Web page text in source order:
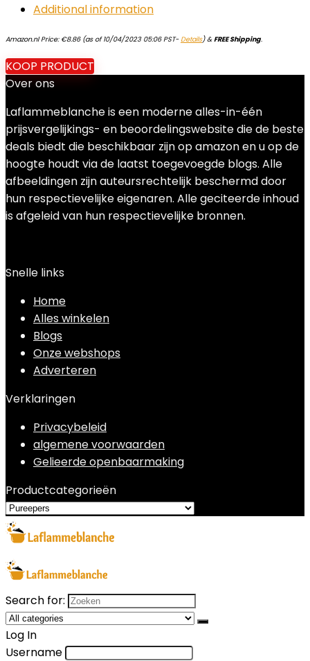
Additional information
Amazon.nl Price: €8.86(as of 10/04/2023 05:06 PST-Details)&FREE Shipping.
KOOP PRODUCT
Over ons
Laflammeblanche is een moderne alles-in-één
prijsvergelijkings- en beoordelingswebsite die de beste
deals biedt die beschikbaar zijn op amazon en u op de
hoogte houdt via de laatst toegevoegde blogs. Alle
afbeeldingen zijn auteursrechtelijk beschermd door
hun respectievelijke eigenaren. Alle geciteerde inhoud
is afgeleid van hun respectievelijke bronnen.
Snelle links
Home
Alles winkelen
Blogs
Onze webshops
Adverteren
Verklaringen
Privacybeleid
algemene voorwaarden
Gelieerde openbaarmaking
Productcategorieën
Search for:
Log In
Username